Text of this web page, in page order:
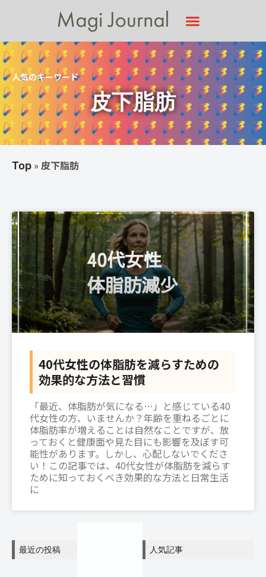
人気のキーワード
皮下脂肪
Top » 皮下脂肪
40代女性の体脂肪を減らすための
効果的な方法と習慣
「最近、体脂肪が気になる…」と感じている40
代女性の方、いませんか？年齢を重ねるごとに
体脂肪率が増えることは自然なことですが、放
っておくと健康面や見た目にも影響を及ぼす可
能性があります。しかし、心配しないでくださ
い！この記事では、40代女性が体脂肪を減らす
ために知っておくべき効果的な方法と日常生活
に
最近の投稿 人気記事